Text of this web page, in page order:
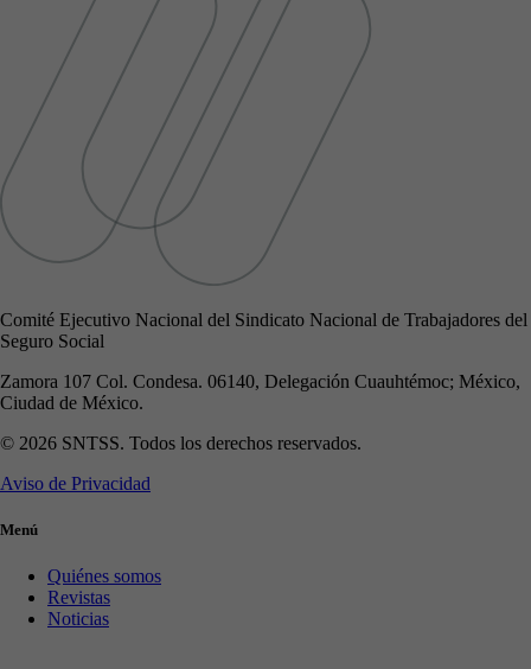
Comité Ejecutivo Nacional del Sindicato Nacional de Trabajadores del
Seguro Social
Zamora 107 Col. Condesa. 06140, Delegación Cuauhtémoc; México,
Ciudad de México.
© 2026 SNTSS. Todos los derechos reservados.
Aviso de Privacidad
Menú
Quiénes somos
Revistas
Noticias